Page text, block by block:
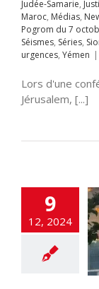
Séismes Séries
Transports
Unités spéciales
Yémen
Judée-Samarie,
Maroc, Médias,
Pogrom du 7
Séismes, Séries,
urgences, Yémen |
Lors d'une
Jérusalem, [...]
9
12, 2024
LA UNE Accords
Accords
israélo-
ACTUALITES
Antisémitisme
Droit
Education
Elimination
Volant sans
Fatah-Tanzim
Fondation